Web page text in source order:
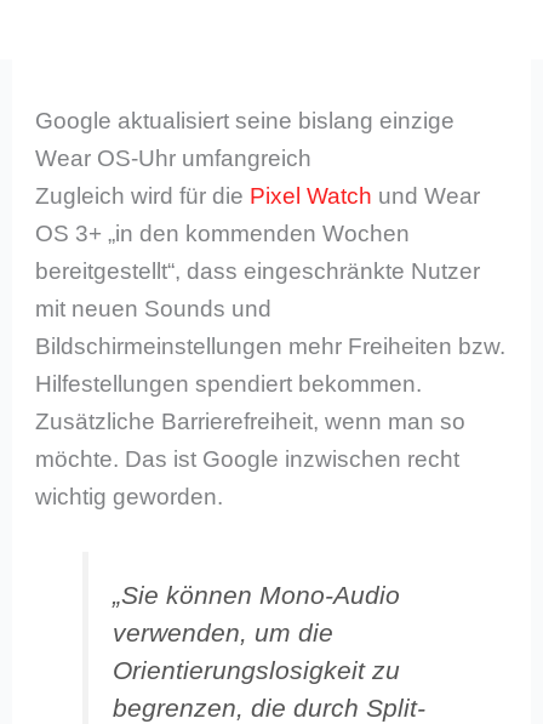
Google aktualisiert seine bislang einzige
Wear OS-Uhr umfangreich
Zugleich wird für die Pixel Watch und Wear
OS 3+ „in den kommenden Wochen
bereitgestellt“, dass eingeschränkte Nutzer
mit neuen Sounds und
Bildschirmeinstellungen mehr Freiheiten bzw.
Hilfestellungen spendiert bekommen.
Zusätzliche Barrierefreiheit, wenn man so
möchte. Das ist Google inzwischen recht
wichtig geworden.
„Sie können Mono-Audio
verwenden, um die
Orientierungslosigkeit zu
begrenzen, die durch Split-